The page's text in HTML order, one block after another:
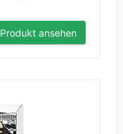
Produkt ansehen